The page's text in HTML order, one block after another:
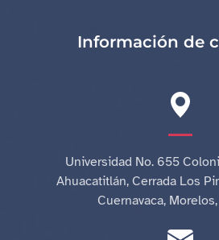
Información de
Universidad No. 655
Ahuacatitlán, Cerrada Los
Cuernavaca,